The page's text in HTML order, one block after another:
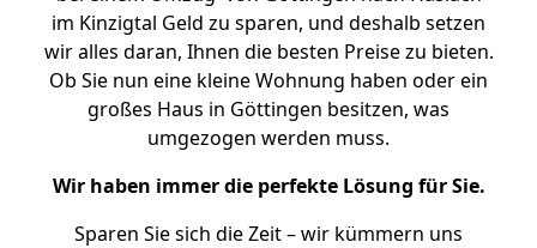
im Kinzigtal Geld zu sparen, und deshalb setzen
wir alles daran, Ihnen die besten Preise zu bieten.
Ob Sie nun eine kleine Wohnung haben oder ein
großes Haus in Göttingen besitzen, was
umgezogen werden muss.
Wir haben immer die perfekte Lösung für Sie.
Sparen Sie sich die Zeit – wir kümmern uns